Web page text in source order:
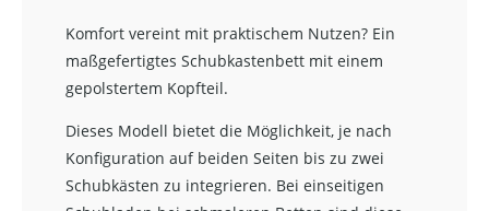
Komfort vereint mit praktischem Nutzen? Ein
maßgefertigtes Schubkastenbett mit einem
gepolstertem Kopfteil.
Dieses Modell bietet die Möglichkeit, je nach
Konfiguration auf beiden Seiten bis zu zwei
Schubkästen zu integrieren. Bei einseitigen